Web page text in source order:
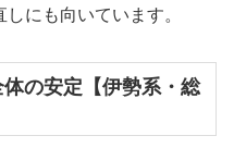
にも向いています。
の安定【伊勢系・総